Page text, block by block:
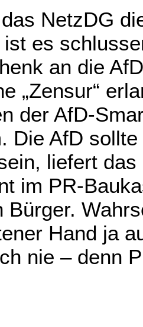
NetzDG
es
an die
„Zensur“
der AfD-
Die AfD
liefert
im PR-
Bürger.
Hand ja
nie – denn